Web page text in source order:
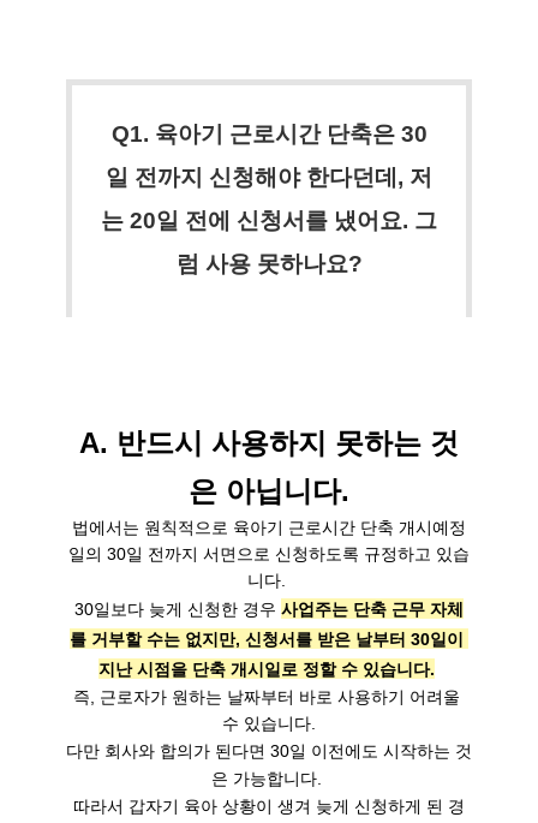
Q1. 육아기 근로시간 단축은 30
일 전까지 신청해야 한다던데, 저
는 20일 전에 신청서를 냈어요. 그
럼 사용 못하나요?
A. 반드시 사용하지 못하는 것
은 아닙니다.
법에서는 원칙적으로 육아기 근로시간 단축 개시예정
일의 30일 전까지 서면으로 신청하도록 규정하고 있습
니다.
30일보다 늦게 신청한 경우 사업주는 단축 근무 자체
를 거부할 수는 없지만, 신청서를 받은 날부터 30일이
지난 시점을 단축 개시일로 정할 수 있습니다.
즉, 근로자가 원하는 날짜부터 바로 사용하기 어려울
수 있습니다.
다만 회사와 합의가 된다면 30일 이전에도 시작하는 것
은 가능합니다.
따라서 갑자기 육아 상황이 생겨 늦게 신청하게 된 경